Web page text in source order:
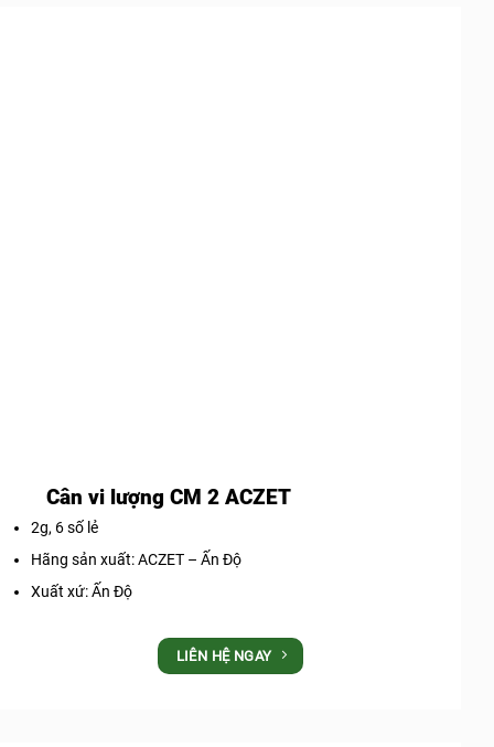
Cân vi lượng CM 2 ACZET
2g, 6 số lẻ
Hãng sản xuất: ACZET – Ấn Độ
Xuất xứ: Ấn Độ
LIÊN HỆ NGAY